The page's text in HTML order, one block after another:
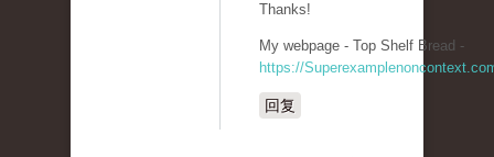
Thanks!
My webpage - Top Shelf Bread -
https://
回复